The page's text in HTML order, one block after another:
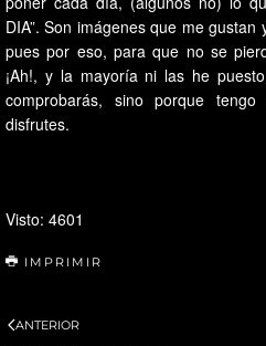
DIA”. Son imágenes que me
pues por eso, para que no se
¡Ah!, y la mayoría ni las he
comprobarás, sino porque
disfrutes.
Visto: 4601
IMPRIMIR
ANTERIOR